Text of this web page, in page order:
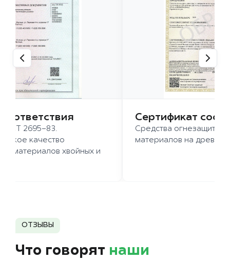
2695-83.
качество
хвойных и
Сертификат
Средства огнезащиты
материалов на
ОТЗЫВЫ
Что говорят наши